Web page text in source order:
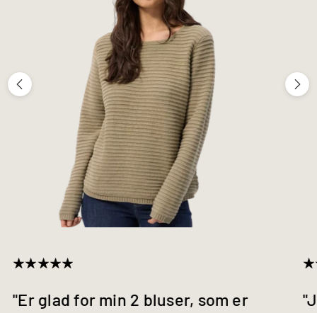
"Er glad for min 2 bluser, som er